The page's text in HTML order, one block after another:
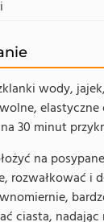
wody,
30 minut
na
rozwałkować i
ciasta, nadając